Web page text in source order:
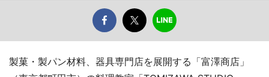
製菓・製パン材料、器具専門店を展開する「富澤商店」